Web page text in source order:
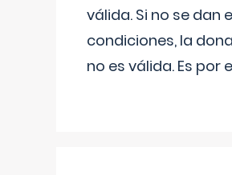
válida. Si no se dan
condiciones, la
no es válida. Es por e